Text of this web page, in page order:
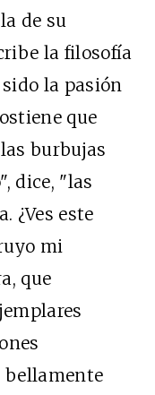
de su
la filosofía
la pasión
que
burbujas
dice, "las
¿Ves este
mi
que
bellamente